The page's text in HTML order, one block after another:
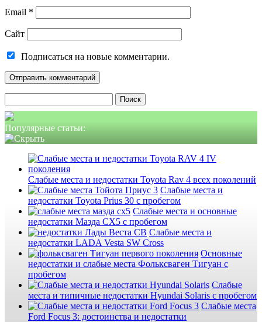
Email *
Сайт
Подписаться на новые комментарии.
Популярные статьи:
Слабые места и недостатки Toyota Rav 4 всех поколений
Слабые места и
недостатки Toyota Prius 30 с пробегом
Слабые места и основные
недостатки Мазда СХ5 с пробегом
Слабые места и
недостатки LADA Vesta SW Cross
Основные
недостатки и слабые места Фольксваген Тигуан с
пробегом
Слабые
места и типичные недостатки Hyundai Solaris с пробегом
Слабые места
Ford Focus 3: достоинства и недостатки